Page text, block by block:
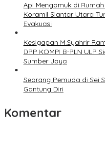
Api Mengamuk di
Koramil Siantar Utara
Evakuasi
Kesigapan M.Syahrir
DPP KOMPI B-PLN ULP
Sumber Jaya
Seorang Pemuda di Sei
Gantung Diri
Komentar